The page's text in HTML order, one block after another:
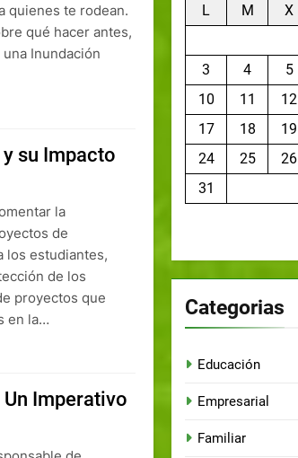
quienes te rodean.
qué hacer antes,
Inundación
su Impacto
la
de
los estudiantes,
de los
proyectos que
en la…
Imperativo
L M X
3
4 5
10
11 12
17
18 19
24
25 26
31
Categorias
Educación
Empresarial
Familiar